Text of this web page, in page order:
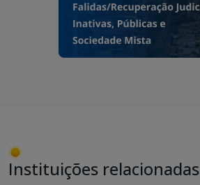
Instituições relacionadas